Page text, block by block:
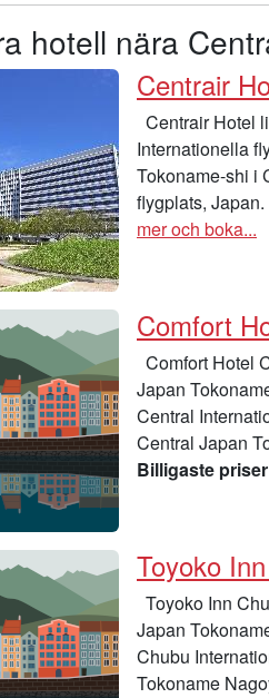
hotell nära
Centrair
Centrair Hotel
Internationella
Tokoname-shi i
flygplats, Japan.
mer och boka...
Comfort
Comfort Hotel
Japan
Central
Central Japan
Billigaste
Toyoko
Toyoko Inn
Japan
Chubu
Tokoname